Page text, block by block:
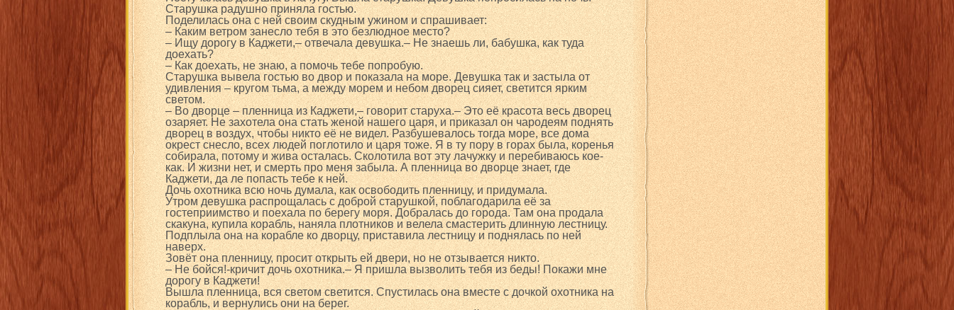
Старушка радушно приняла гостью.
Поделилась она с ней своим скудным ужином и спрашивает:
– Каким ветром занесло тебя в это безлюдное место?
– Ищу дорогу в Каджети,– отвечала девушка.– Не знаешь ли, бабушка, как туда
доехать?
– Как доехать, не знаю, а помочь тебе попробую.
Старушка вывела гостью во двор и показала на море. Девушка так и застыла от
удивления – кругом тьма, а между морем и небом дворец сияет, светится ярким
светом.
– Во дворце – пленница из Каджети,– говорит старуха.– Это её красота весь дворец
озаряет. Не захотела она стать женой нашего царя, и приказал он чародеям поднять
дворец в воздух, чтобы никто её не видел. Разбушевалось тогда море, все дома
окрест снесло, всех людей поглотило и царя тоже. Я в ту пору в горах была, коренья
собирала, потому и жива осталась. Сколотила вот эту лачужку и перебиваюсь кое-
как. И жизни нет, и смерть про меня забыла. А пленница во дворце знает, где
Каджети, да ле попасть тебе к ней.
Дочь охотника всю ночь думала, как освободить пленницу, и придумала.
Утром девушка распрощалась с доброй старушкой, поблагодарила её за
гостеприимство и поехала по берегу моря. Добралась до города. Там она продала
скакуна, купила корабль, наняла плотников и велела смастерить длинную лестницу.
Подплыла она на корабле ко дворцу, приставила лестницу и поднялась по ней
наверх.
Зовёт она пленницу, просит открыть ей двери, но не отзывается никто.
– Не бойся!-кричит дочь охотника.– Я пришла вызволить тебя из беды! Покажи мне
дорогу в Каджети!
Вышла пленница, вся светом светится. Спустилась она вместе с дочкой охотника на
корабль, и вернулись они на берег.